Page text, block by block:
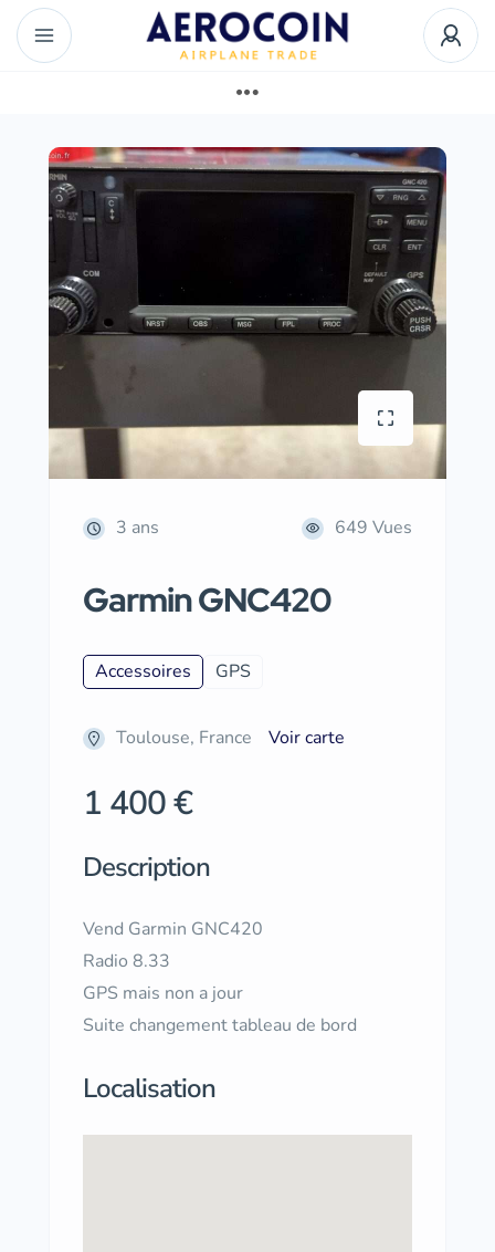
3 ans 649 Vues
Garmin GNC420
Accessoires GPS
Toulouse, France Voir carte
1 400 €
Description
Vend Garmin GNC420
Radio 8.33
GPS mais non a jour
Suite changement tableau de bord
Localisation